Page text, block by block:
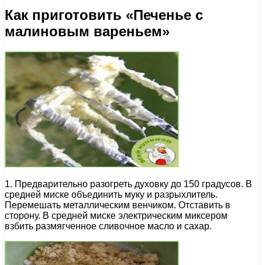
Как приготовить «Печенье с
малиновым вареньем»
1. Предварительно разогреть духовку до 150 градусов. В
средней миске объединить муку и разрыхлитель.
Перемешать металлическим венчиком. Отставить в
сторону. В средней миске электрическим миксером
взбить размягченное сливочное масло и сахар.